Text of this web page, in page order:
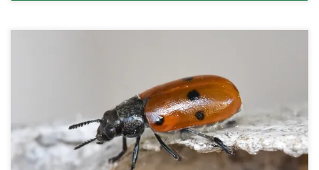
Un Chrysomelidae arrivé récemment en France, il n’est présent
pour l’instant que dans les départements du littoral
méditerranéen. Lachnaia paradoxa Olivier,1808 POSITION
SYSTÉMATIQUE : Insecte, Coléoptère, Famille des Chrysomelidae,
sous-famille des Cryptocephalinae, tribu des Clytrini.
ETYMOLOGIE : Le nom de genre Lachnaia, autrefois orthographié
Lachnæa (Perrier,1932 Faune de France tome VI) signifie « velu ».
Le […]